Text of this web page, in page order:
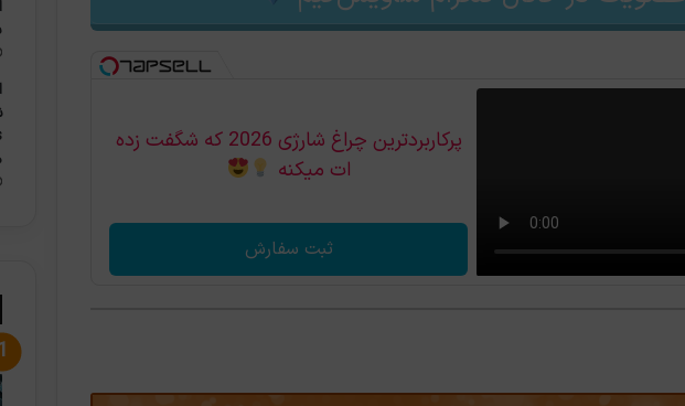
پرکاربردترین چراغ شارژی 2026 که شگفت زده
ات میکنه
ثبت سفارش